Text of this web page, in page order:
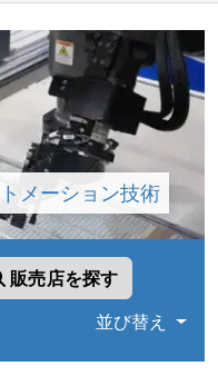
メーション技術
販売店を探す
並び替え